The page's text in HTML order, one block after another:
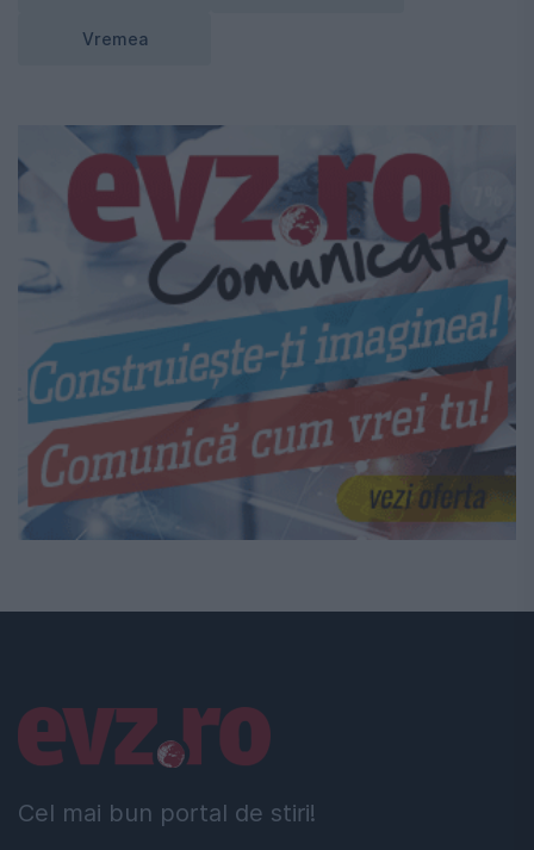
Vremea
Cel mai bun portal de stiri!
Linkuri utile